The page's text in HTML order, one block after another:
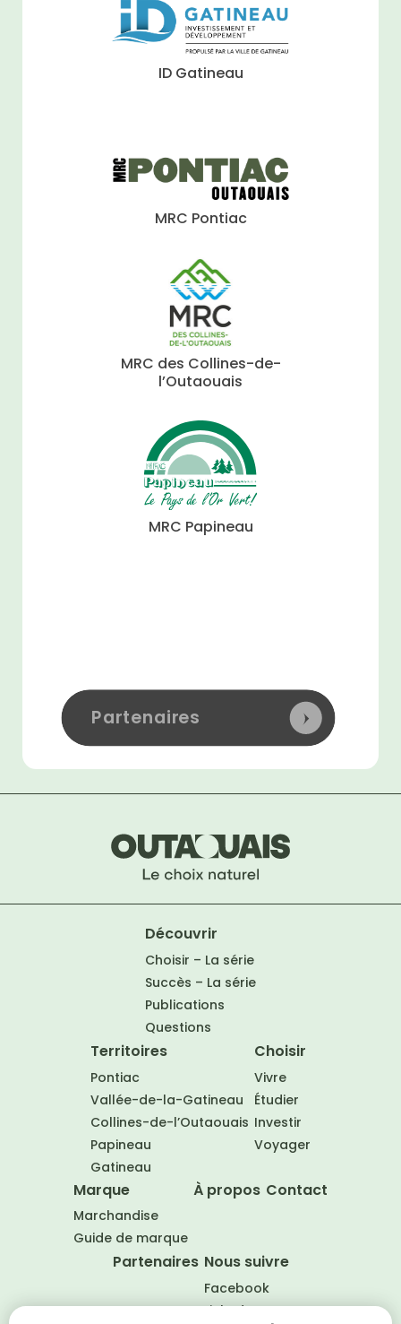
ID Gatineau
MRC Pontiac
MRC des Collines-de-
l’Outaouais
MRC Papineau
Partenaires
Découvrir
Choisir – La série
Succès – La série
Publications
Questions
Territoires
Pontiac
Vallée-de-la-Gatineau
Collines-de-l’Outaouais
Papineau
Gatineau
Choisir
Vivre
Étudier
Investir
Voyager
Marque
Marchandise
Guide de marque
À propos Contact
Partenaires Nous suivre
Facebook
LinkedIn